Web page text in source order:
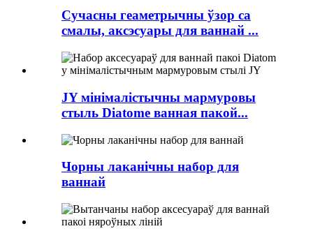
Сучасны геаметрычны ўзор са
смалы, аксэсуары для ваннай ...
JY мінімалістычны мармуровы
стыль Diatome ванная пакой...
Чорны лаканічны набор для
ваннай